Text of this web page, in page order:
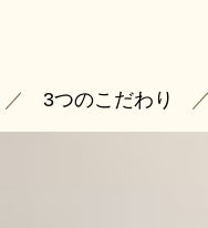
3つのこだわり